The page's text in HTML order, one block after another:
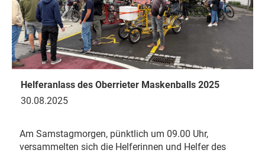
Helferanlass des Oberrieter Maskenballs 2025
30.08.2025
Am Samstagmorgen, pünktlich um 09.00 Uhr,
versammelten sich die Helferinnen und Helfer des